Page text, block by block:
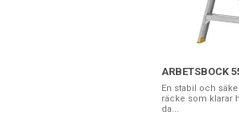
ARBETSBOCK
En stabil och
räcke som klarar
da...